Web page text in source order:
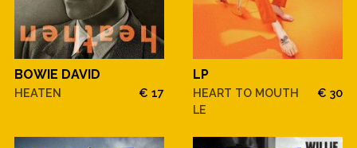
BOWIE DAVID
HEATEN € 17
LP
HEART TO MOUTH
LE
€ 30